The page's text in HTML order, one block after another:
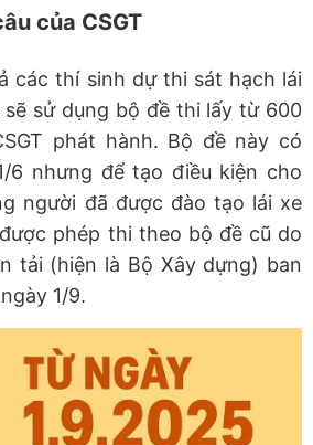
của CSGT
các thí sinh dự thi sát hạch lái
sử dụng bộ đề thi lấy từ 600
phát hành. Bộ đề này có
6 nhưng để tạo điều kiện cho
người đã được đào tạo lái xe
phép thi theo bộ đề cũ do
tải (hiện là Bộ Xây dựng) ban
1/9.